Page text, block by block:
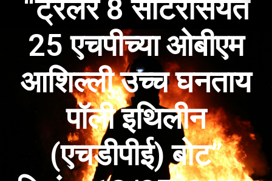
“ट्रेलर 8 सीटरासयत
25 एचपीच्या ओबीएम
आशिल्ली उच्च घनताय
पॉली इथिलीन
(एचडीपीई) बोट”